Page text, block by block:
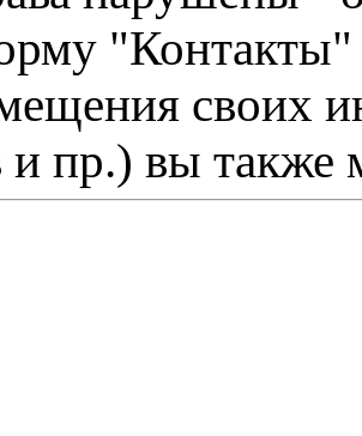
"Контакты"
своих
и пр.) вы также